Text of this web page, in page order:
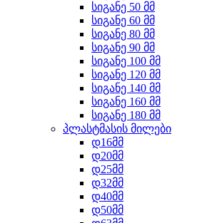
სიგანე 50 მმ
სიგანე 60 მმ
სიგანე 80 მმ
სიგანე 90 მმ
სიგანე 100 მმ
სიგანე 120 მმ
სიგანე 140 მმ
სიგანე 160 მმ
სიგანე 180 მმ
პლასტმასის მილები
დ16მმ
დ20მმ
დ25მმ
დ32მმ
დ40მმ
დ50მმ